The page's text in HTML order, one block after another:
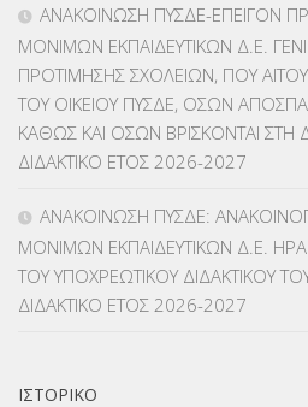
ΛΟΙΠΑ(309)
ΜΑΘΗΤΕΙΑ(275)
ΜΕΤΑΘΕΣΕΙΣ-ΤΟΠΟΘΕΤΗΣΕΙΣ
ΜΕΤΑΦΟΡΑ ΜΑΘΗΤΩΝ(3)
ΝΟΜΟΘΕΣΙΑ(66)
ΑΝΑΚΟΙΝΩΣΗ ΠΥΣΔΕ-ΕΠΕΙΓΟΝ
ΜΟΝΙΜΩΝ ΕΚΠΑΙΔΕΥΤΙΚΩΝ Δ.Ε.
ΠΡΟΤΙΜΗΣΗΣ ΣΧΟΛΕΙΩΝ, ΠΟΥ
ΤΟΥ ΟΙΚΕΙΟΥ ΠΥΣΔΕ, ΟΣΩΝ
ΚΑΘΩΣ ΚΑΙ ΟΣΩΝ ΒΡΙΣΚΟΝΤΑΙ ΣΤΗ
ΔΙΔΑΚΤΙΚΟ ΕΤΟΣ 2026-2027
ΑΝΑΚΟΙΝΩΣΗ ΠΥΣΔΕ:
ΜΟΝΙΜΩΝ ΕΚΠΑΙΔΕΥΤΙΚΩΝ Δ.Ε.
ΤΟΥ ΥΠΟΧΡΕΩΤΙΚΟΥ ΔΙΔΑΚΤΙΚΟΥ
ΔΙΔΑΚΤΙΚΟ ΕΤΟΣ 2026-2027
ΙΣΤΟΡΙΚΌ